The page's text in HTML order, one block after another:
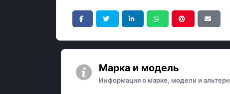
Марка и модель
Информация о марке, модели и